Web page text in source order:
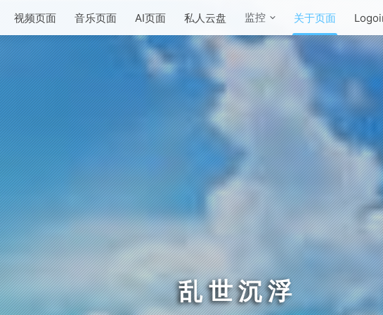
视频页面 音乐页面 AI页面 私人云盘 监控 关于页面
乱世沉浮